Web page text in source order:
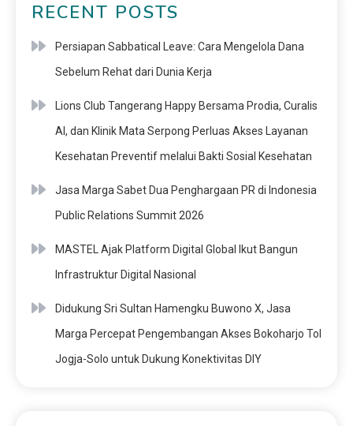
RECENT POSTS
Persiapan Sabbatical Leave: Cara Mengelola Dana
Sebelum Rehat dari Dunia Kerja
Lions Club Tangerang Happy Bersama Prodia, Curalis
AI, dan Klinik Mata Serpong Perluas Akses Layanan
Kesehatan Preventif melalui Bakti Sosial Kesehatan
Jasa Marga Sabet Dua Penghargaan PR di Indonesia
Public Relations Summit 2026
MASTEL Ajak Platform Digital Global Ikut Bangun
Infrastruktur Digital Nasional
Didukung Sri Sultan Hamengku Buwono X, Jasa
Marga Percepat Pengembangan Akses Bokoharjo Tol
Jogja-Solo untuk Dukung Konektivitas DIY